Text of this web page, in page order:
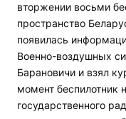
вторжении восьми
пространство
появилась
Военно-воздушных
Барановичи и взял
момент беспилотник
государственного